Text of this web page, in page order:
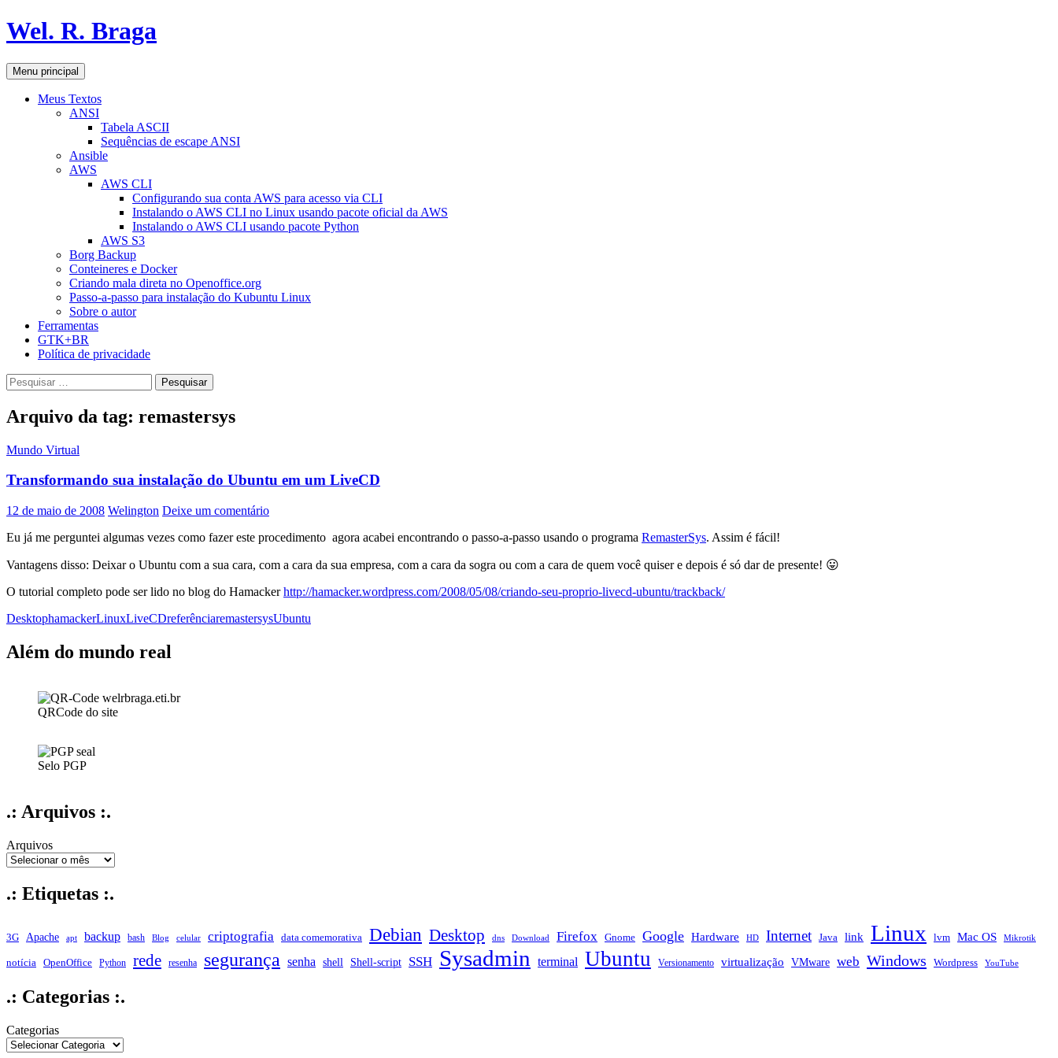
Pular
para
conteúdo
Wel. R. Braga
Pesquisar
Menu principal
Meus Textos
ANSI
Tabela ASCII
Sequências de escape ANSI
Ansible
AWS
AWS CLI
Configurando sua conta AWS para acesso via CLI
Instalando o AWS CLI no Linux usando pacote oficial da AWS
Instalando o AWS CLI usando pacote Python
AWS S3
Borg Backup
Conteineres e Docker
Criando mala direta no Openoffice.org
Passo-a-passo para instalação do Kubuntu Linux
Sobre o autor
Ferramentas
GTK+BR
Política de privacidade
Pesquisar
por:
Arquivo da tag: remastersys
Mundo Virtual
Transformando sua instalação do Ubuntu em um LiveCD
12 de maio de 2008 Welington Deixe um comentário
Eu já me perguntei algumas vezes como fazer este procedimento agora acabei encontrando o passo-a-passo usando o programa RemasterSys. Assim é fácil!
Vantagens disso: Deixar o Ubuntu com a sua cara, com a cara da sua empresa, com a cara da sogra ou com a cara de quem você quiser e depois é só dar de presente! 😛
O tutorial completo pode ser lido no blog do Hamackerhttp://hamacker.wordpress.com/2008/05/08/criando-seu-proprio-livecd-ubuntu/trackback/
DesktophamackerLinuxLiveCDreferênciaremastersysUbuntu
Além do mundo real
QRCode do site
Selo PGP
.: Arquivos :.
Arquivos
.: Etiquetas :.
3G Apache apt backup bash Blog celular criptografia data comemorativa Debian Desktop dns Download Firefox Gnome Google Hardware HD Internet Java link Linux lvm Mac OS Mikrotik
notícia OpenOffice Python rede resenha segurança senha shell Shell-script SSH Sysadmin terminal Ubuntu Versionamento virtualização VMware web Windows Wordpress YouTube
.: Categorias :.
Categorias